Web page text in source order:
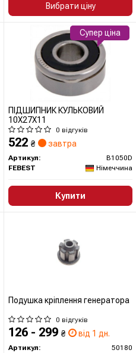
Вибрати ціну
ПІДШИПНИК КУЛЬКОВИЙ
10X27X11
0 відгуків
522 ₴ завтра
Артикул:
B1050D
FEBEST
Німеччина
Купити
Супер ціна
Подушка кріплення генератора
0 відгуків
126 - 299 ₴ від 1 дн.
Артикул:
50180